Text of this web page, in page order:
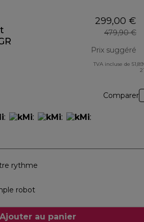
299,00 €
479,90 €
Prix suggéré
TVA incluse de
Comparer
rythme
robot
Ajouter au panier